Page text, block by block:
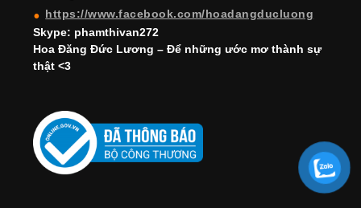
https://www.facebook.com/hoadangducluong
Skype: phamthivan272
Hoa Đăng Đức Lương – Để những ước mơ thành sự
thật <3